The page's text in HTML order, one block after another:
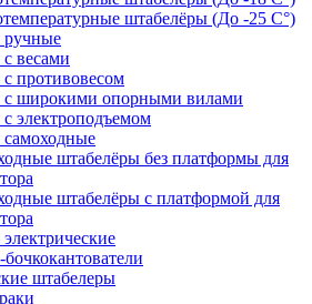
штабелёры (До -25 C°)
весами
противовесом
широкими опорными вилами
электроподъемом
штабелёры без платформы для
штабелёры с платформой для
штабелеры